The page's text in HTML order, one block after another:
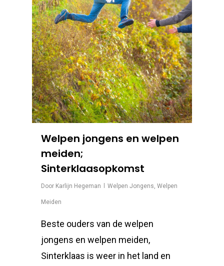
Welpen jongens en welpen
meiden;
Sinterklaasopkomst
Door Karlijn Hegeman Welpen Jongens, Welpen
Meiden
Beste ouders van de welpen
jongens en welpen meiden,
Sinterklaas is weer in het land en